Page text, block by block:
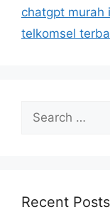
r
i
chatgpt murah
telkomsel
h
Recent Posts